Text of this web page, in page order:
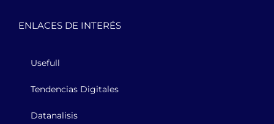
ENLACES DE INTERÉS
Usefull
Tendencias Digitales
Datanalisis